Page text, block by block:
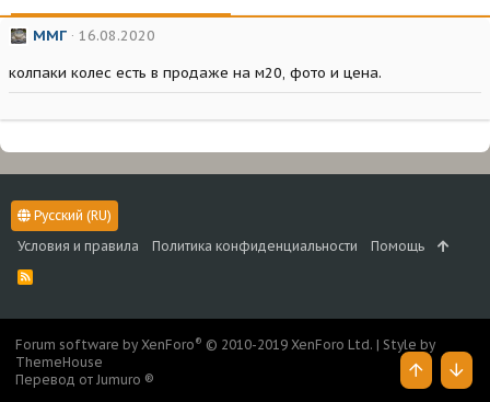
ММГ 16.08.2020
колпаки колес есть в продаже на м20, фото и цена.
Русский (RU)
Условия и правила
Политика конфиденциальности Помощь
R
Forum software by XenForo® © 2010-2019 XenForo Ltd. | Style by
ThemeHouse
Перевод от Jumuro ®
Верх Низ